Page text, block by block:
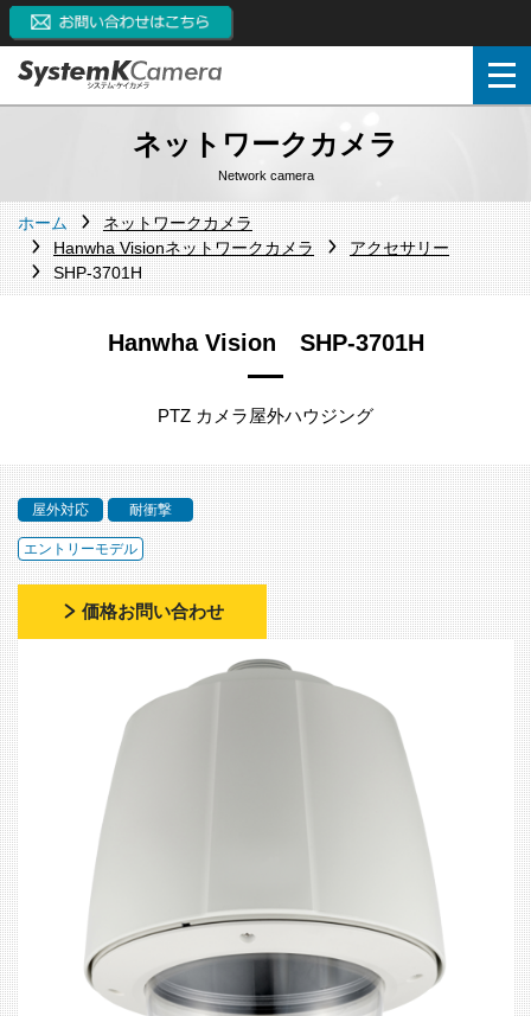
ネットワークカメラ
Network camera
ホーム
ネットワークカメラ
Hanwha Visionネットワークカメラ
アクセサリー
SHP-3701H
Hanwha Vision SHP-3701H
PTZ カメラ屋外ハウジング
屋外対応 耐衝撃
エントリーモデル
価格お問い合わせ